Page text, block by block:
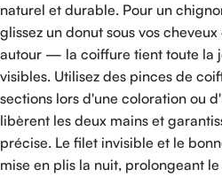
naturel et durable. Pour un
glissez un donut sous vos
autour — la coiffure tient toute la
visibles. Utilisez des pinces de
sections lors d'une coloration ou
libèrent les deux mains et
précise. Le filet invisible et le
mise en plis la nuit, prolongeant